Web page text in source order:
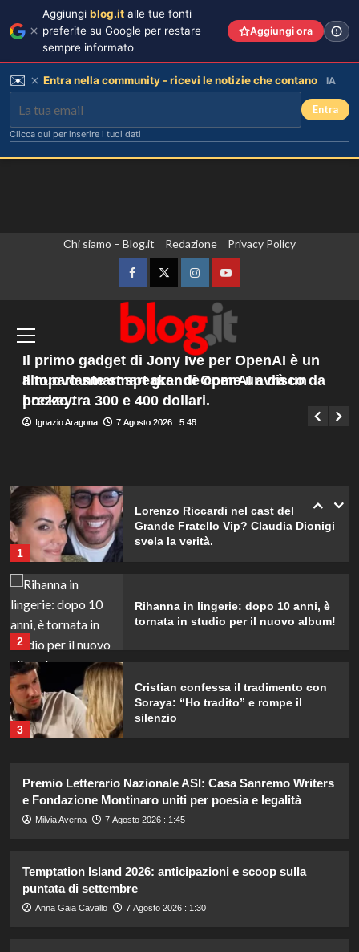
Chi siamo – Blog.it Redazione Privacy Policy
FacebookTwitterInstagramYouTube
Menu
principale
Il Senato Usa dichiara Anthony Fauci
colpevole di oltraggio al Congresso,
rischia un’indagine penale
Giuseppe Recca 7 Agosto 2026 : 2:00
Il primo gadget di Jony Ive per OpenAI è un
altoparlante smart grande come un disco da
hockey.
Ignazio Aragona 7 Agosto 2026 : 5:45
Il nuovo smart speaker di OpenAI avrà un
prezzo tra 300 e 400 dollari.
Ignazio Aragona 7 Agosto 2026 : 5:40
Cristian confessa il tradimento con
Soraya: “Ho tradito” e rompe il
silenzio
Emma ed Elisa: avventure
emozionanti in motoslitta sul
secondo ghiacciaio più grande
d’Islanda.
Riccardo Guarnieri chiude con
1
Lorenzo Riccardi nel cast del
Grande Fratello Vip? Claudia Dionigi
svela la verità.
2
Rihanna in lingerie: dopo 10 anni, è
tornata in studio per il nuovo album!
3
Cristian confessa il tradimento con
Soraya: “Ho tradito” e rompe il
silenzio
4
emozionanti in motoslitta sul
secondo ghiacciaio più grande
5
Sabrina dopo il falò con Giovanni:
verità inaspettate svelate.
Premio Letterario Nazionale ASI: Casa Sanremo Writers
e Fondazione Montinaro uniti per poesia e legalità
Milvia Averna 7 Agosto 2026 : 1:45
Temptation Island 2026: anticipazioni e scoop sulla
puntata di settembre
Anna Gaia Cavallo 7 Agosto 2026 : 1:30
Aggiungi blog.it alle tue fonti
preferite su Google per restare
sempre informato
Aggiungi ora
✉️ Entra nella community - ricevi le notizie che contano IA
Entra
Clicca qui per inserire i tuoi dati